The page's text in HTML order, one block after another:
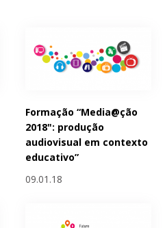
Formação “Media@ção
2018": produção
audiovisual em contexto
educativo”
09.01.18